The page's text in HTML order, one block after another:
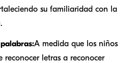
su familiaridad con la
A medida que los niños
reconocer letras a reconocer